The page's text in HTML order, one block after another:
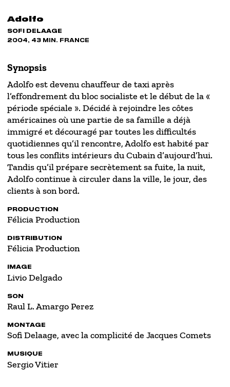
Adolfo
SOFI DELAAGE
2004, 43 MIN. FRANCE
Synopsis
Adolfo est devenu chauffeur de taxi après
l’effondrement du bloc socialiste et le début de la «
période spéciale ». Décidé à rejoindre les côtes
américaines où une partie de sa famille a déjà
immigré et découragé par toutes les difficultés
quotidiennes qu’il rencontre, Adolfo est habité par
tous les conflits intérieurs du Cubain d’aujourd’hui.
Tandis qu’il prépare secrètement sa fuite, la nuit,
Adolfo continue à circuler dans la ville, le jour, des
clients à son bord.
PRODUCTION
Félicia Production
DISTRIBUTION
Félicia Production
IMAGE
Livio Delgado
SON
Raul L. Amargo Perez
MONTAGE
Sofi Delaage, avec la complicité de Jacques Comets
MUSIQUE
Sergio Vitier